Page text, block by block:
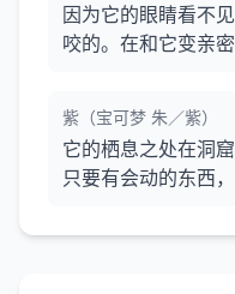
因为它的眼睛看不
咬的。在和它变亲
紫（宝可梦 朱／紫）
它的栖息之处在洞
只要有会动的东西